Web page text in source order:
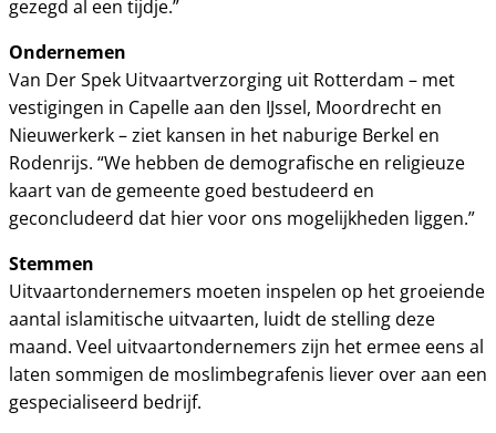
gezegd al een tijdje.”
Ondernemen
Van Der Spek Uitvaartverzorging uit Rotterdam – met
vestigingen in Capelle aan den IJssel, Moordrecht en
Nieuwerkerk – ziet kansen in het naburige Berkel en
Rodenrijs. “We hebben de demografische en religieuze
kaart van de gemeente goed bestudeerd en
geconcludeerd dat hier voor ons mogelijkheden liggen.”
Stemmen
Uitvaartondernemers moeten inspelen op het groeiende
aantal islamitische uitvaarten, luidt de stelling deze
maand. Veel uitvaartondernemers zijn het ermee eens al
laten sommigen de moslimbegrafenis liever over aan een
gespecialiseerd bedrijf.